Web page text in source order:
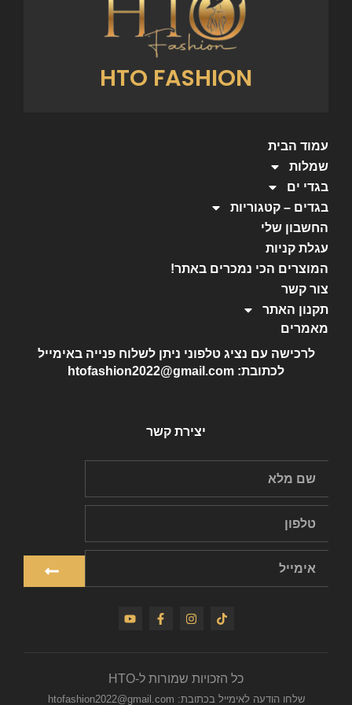
HTO FASHION
עמוד הבית
שמלות
בגדי ים
בגדים – קטגוריות
החשבון שלי
עגלת קניות
המוצרים הכי נמכרים באתר!
צור קשר
תקנון האתר
מאמרים
לרכישה עם נציג טלפוני ניתן לשלוח פנייה באימייל
לכתובת: htofashion2022@gmail.com
יצירת קשר
כל הזכויות שמורות ל-HTO
שלחו הודעה לאימייל בכתובת: htofashion2022@gmail.com